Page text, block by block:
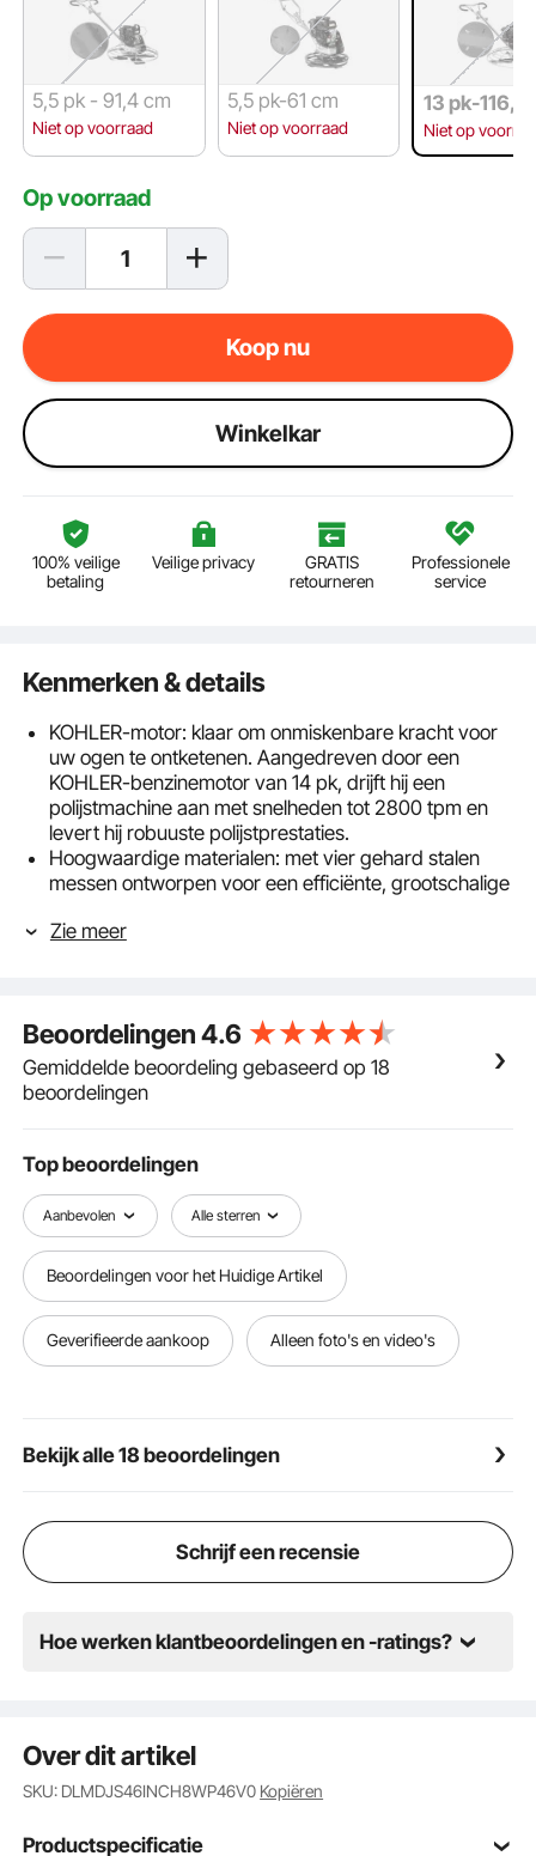
5,5 pk - 91,4 cm
Niet op voorraad
5,5 pk-61 cm
Niet op voorraad
13 pk-116,8
Niet op
Op voorraad
Koop nu
Winkelkar
100% veilige
betaling
Veilige privacy
GRATIS
retourneren
Professionele
service
Kenmerken & details
KOHLER-motor: klaar om onmiskenbare kracht voor
uw ogen te ontketenen. Aangedreven door een
KOHLER-benzinemotor van 14 pk, drijft hij een
polijstmachine aan met snelheden tot 2800 tpm en
levert hij robuuste polijstprestaties.
Hoogwaardige materialen: met vier gehard stalen
messen ontworpen voor een efficiënte, grootschalige
worden gegarandeerd. Deze hoogwaardige messen
0-28° bladkanteling: pas het gewenste oppervlak vrij
aan, van matte tot glanzende betonoppervlakken.
Bereik moeiteloos subtiele dofheid, zachte glans of
iriserende betonslurry.
compatibiliteit opent eindeloze mogelijkheden. Of het
nu gaat om messen van gehard staal of getemperd
verenstaal, onze producten passen perfect.
Veiligheidsvoorzieningen: Uitgerust met een
centrifugale contactschakelaar die de motor
automatisch uitschakelt als de controle verloren gaat,
waardoor de veiligheid tijdens de bouw wordt
gegarandeerd. Gecombineerd met een gashendel
om het motortoerental moeiteloos aan te passen, heb
Zie meer
Beoordelingen4.6
Gemiddelde beoordeling gebaseerd op 18
beoordelingen
Top beoordelingen
Aanbevolen Alle sterren
Beoordelingen voor het Huidige Artikel
Geverifieerde aankoop Alleen foto's en video's
Bekijk alle 18 beoordelingen
Schrijf een recensie
Hoe werken klantbeoordelingen en -ratings?
Over dit artikel
SKU: DLMDJS46INCH8WP46V0 Kopiëren
Productspecificatie